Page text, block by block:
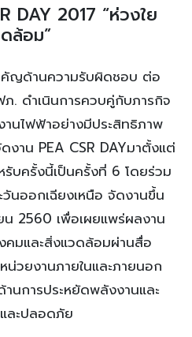
DAY 2017 “ห่วงใย
ล้อม”
คัญด้านความรับผิดชอบ ต่อ
. ดำเนินการควบคู่กับภารกิจ
นไฟฟ้าอย่างมีประสิทธิภาพ
งาน PEA CSR DAYมาตั้งแต่
บครั้งนี้เป็นครั้งที่ 6 โดยร่วม
นออกเฉียงเหนือ จัดงานขึ้น
2560 เพื่อเผยแพร่ผลงาน
มและสิ่งแวดล้อมผ่านสื่อ
น่วยงานภายในและภายนอก
นการประหยัดพลังงานและ
ละปลอดภัย